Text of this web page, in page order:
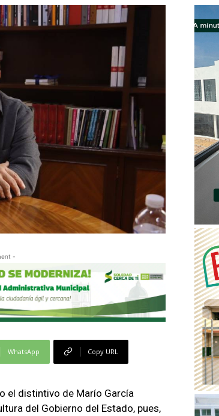
-
WhatsApp Copy URL
el distintivo de Marío García
del Gobierno del Estado, pues,